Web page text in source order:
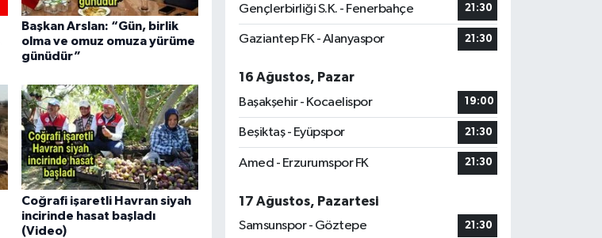
Başkan Arslan: “Gün, birlik
olma ve omuz omuza yürüme
günüdür”
Coğrafi işaretli Havran siyah
incirinde hasat başladı
(Video)
Gençlerbirliği S.K. - Fenerbahçe 21:30
Gaziantep FK - Alanyaspor 21:30
16 Ağustos, Pazar
Başakşehir - Kocaelispor
19:00
Beşiktaş - Eyüpspor 21:30
Amed - Erzurumspor FK 21:30
17 Ağustos, Pazartesi
Samsunspor - Göztepe
21:30